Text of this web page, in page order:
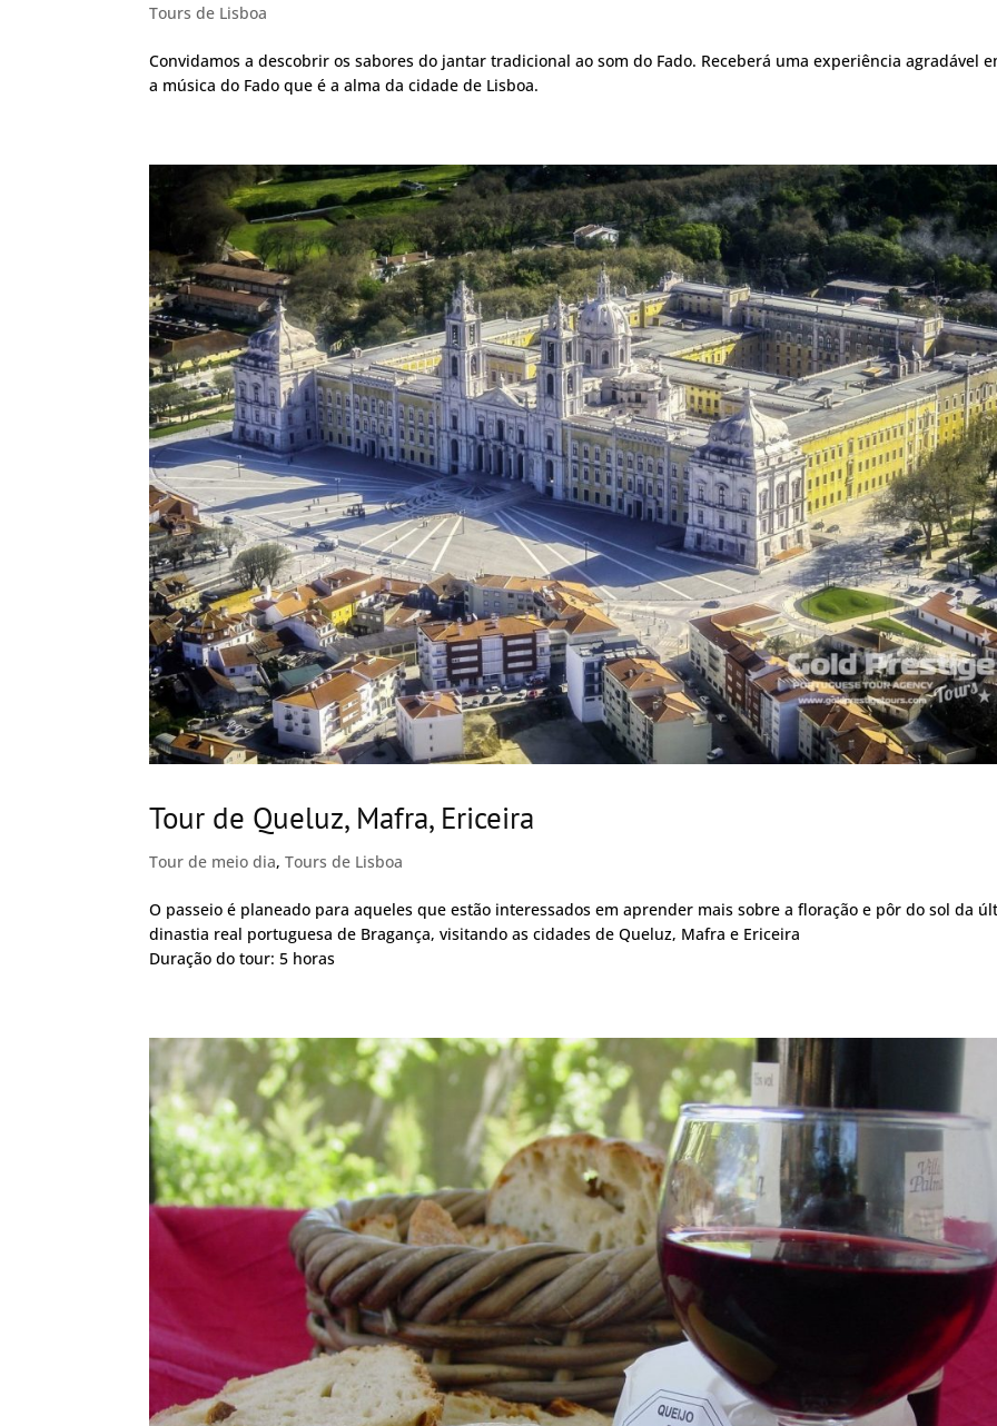
Tours de Lisboa
Convidamos a descobrir os sabores do jantar tradicional ao som do Fado. Receberá uma experiência agradável
a música do Fado que é a alma da cidade de Lisboa.
Tour de Queluz, Mafra, Ericeira
Tour de meio dia,Tours de Lisboa
O passeio é planeado para aqueles que estão interessados em aprender mais sobre a floração e pôr do sol da
dinastia real portuguesa de Bragança, visitando as cidades de Queluz, Mafra e Ericeira
Duração do tour: 5 horas